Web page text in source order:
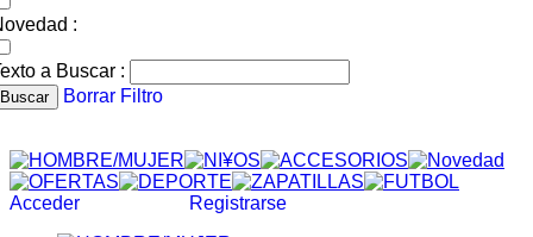
:
a Buscar :
Buscar Borrar Filtro
Acceder Registrarse